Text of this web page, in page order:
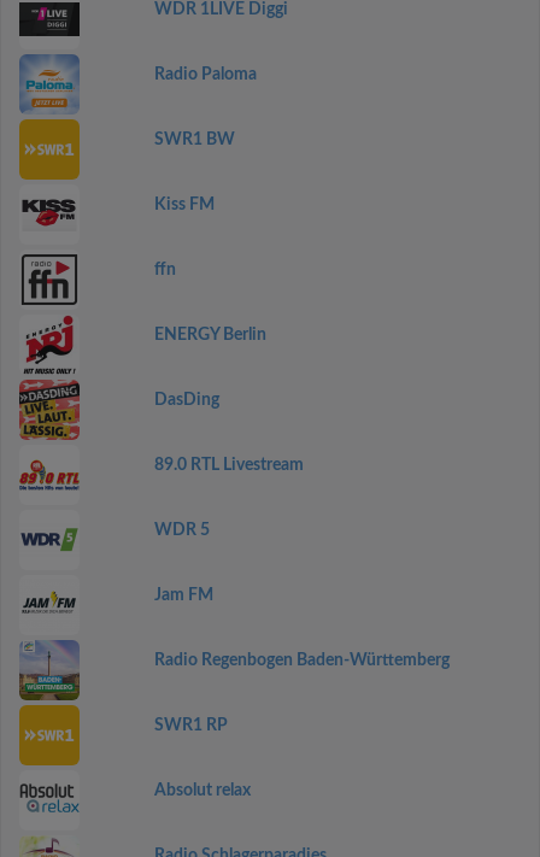
WDR 1LIVE Diggi
Radio Paloma
SWR1 BW
Kiss FM
ffn
ENERGY Berlin
DasDing
89.0 RTL Livestream
WDR 5
Jam FM
Radio Regenbogen Baden-Württemberg
SWR1 RP
Absolut relax